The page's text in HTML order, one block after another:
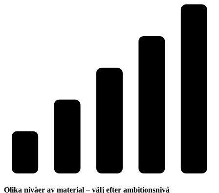
Olika nivåer av material – välj efter ambitionsnivå